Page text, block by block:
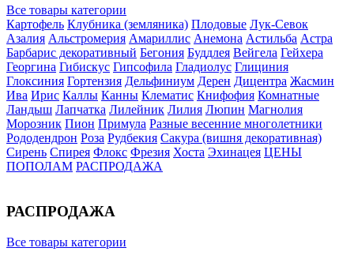
Все товары категории
Картофель Клубника (земляника) Плодовые Лук-Севок
Азалия Альстромерия Амариллис Анемона Астильба Астра
Барбарис декоративный Бегония Буддлея Вейгела Гейхера
Георгина Гибискус Гипсофила Гладиолус Глициния
Глоксиния Гортензия Дельфиниум Дерен Дицентра Жасмин
Ива Ирис Каллы Канны Клематис Книфофия Комнатные
Ландыш Лапчатка Лилейник Лилия Люпин Магнолия
Морозник Пион Примула Разные весенние многолетники
Рододендрон Роза Рудбекия Сакура (вишня декоративная)
Сирень Спирея Флокс Фрезия Хоста Эхинацея ЦЕНЫ
ПОПОЛАМ РАСПРОДАЖА
РАСПРОДАЖА
Все товары категории